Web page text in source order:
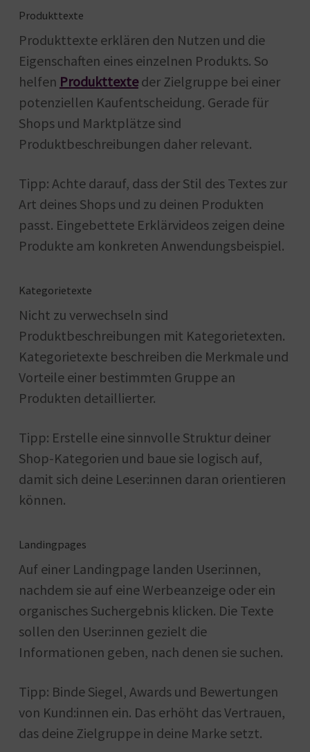
Produkttexte
Produkttexte erklären den Nutzen und die
Eigenschaften eines einzelnen Produkts. So
helfen Produkttexteder Zielgruppe bei einer
potenziellen Kaufentscheidung. Gerade für
Shops und Marktplätze sind
Produktbeschreibungen daher relevant.
Tipp: Achte darauf, dass der Stil des Textes zur
Art deines Shops und zu deinen Produkten
passt. Eingebettete Erklärvideos zeigen deine
Produkte am konkreten Anwendungsbeispiel.
Kategorietexte
Nicht zu verwechseln sind
Produktbeschreibungen mit Kategorietexten.
Kategorietexte beschreiben die Merkmale und
Vorteile einer bestimmten Gruppe an
Produkten detaillierter.
Tipp: Erstelle eine sinnvolle Struktur deiner
Shop-Kategorien und baue sie logisch auf,
damit sich deine Leser:innen daran orientieren
können.
Landingpages
Auf einer Landingpage landen User:innen,
nachdem sie auf eine Werbeanzeige oder ein
organisches Suchergebnis klicken. Die Texte
sollen den User:innen gezielt die
Informationen geben, nach denen sie suchen.
Tipp: Binde Siegel, Awards und Bewertungen
von Kund:innen ein. Das erhöht das Vertrauen,
das deine Zielgruppe in deine Marke setzt.